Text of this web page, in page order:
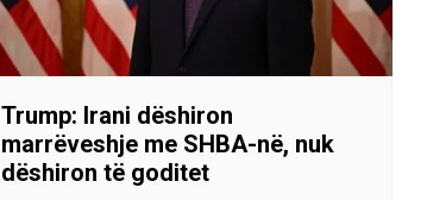
Trump: Irani dëshiron
marrëveshje me SHBA-në, nuk
dëshiron të goditet